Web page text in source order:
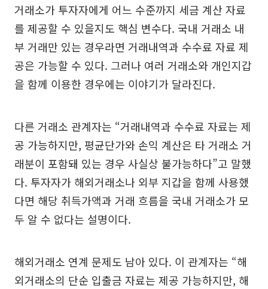
거래소가 투자자에게 어느 수준까지 세금 계산 자료
를 제공할 수 있을지도 핵심 변수다. 국내 거래소 내
부 거래만 있는 경우라면 거래내역과 수수료 자료 제
공은 가능할 수 있다. 그러나 여러 거래소와 개인지갑
을 함께 이용한 경우에는 이야기가 달라진다.
다른 거래소 관계자는 “거래내역과 수수료 자료는 제
공 가능하지만, 평균단가와 손익 계산은 타 거래소 거
래분이 포함돼 있는 경우 사실상 불가능하다”고 말했
다. 투자자가 해외거래소나 외부 지갑을 함께 사용했
다면 해당 취득가액과 거래 흐름을 국내 거래소가 모
두 알 수 없다는 설명이다.
해외거래소 연계 문제도 남아 있다. 이 관계자는 “해
외거래소의 단순 입출금 자료는 제공 가능하지만, 해